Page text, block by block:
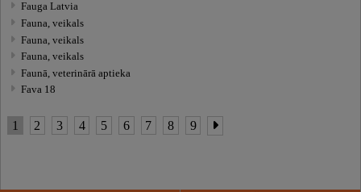
Fauga Latvia
Fauna, veikals
Fauna, veikals
Fauna, veikals
Faunā, veterinārā aptieka
Fava 18
1 2 3 4 5 6 7 8 9